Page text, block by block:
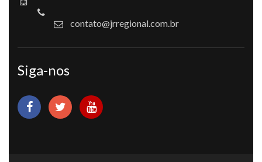
contato@jrregional.com.br
Siga-nos